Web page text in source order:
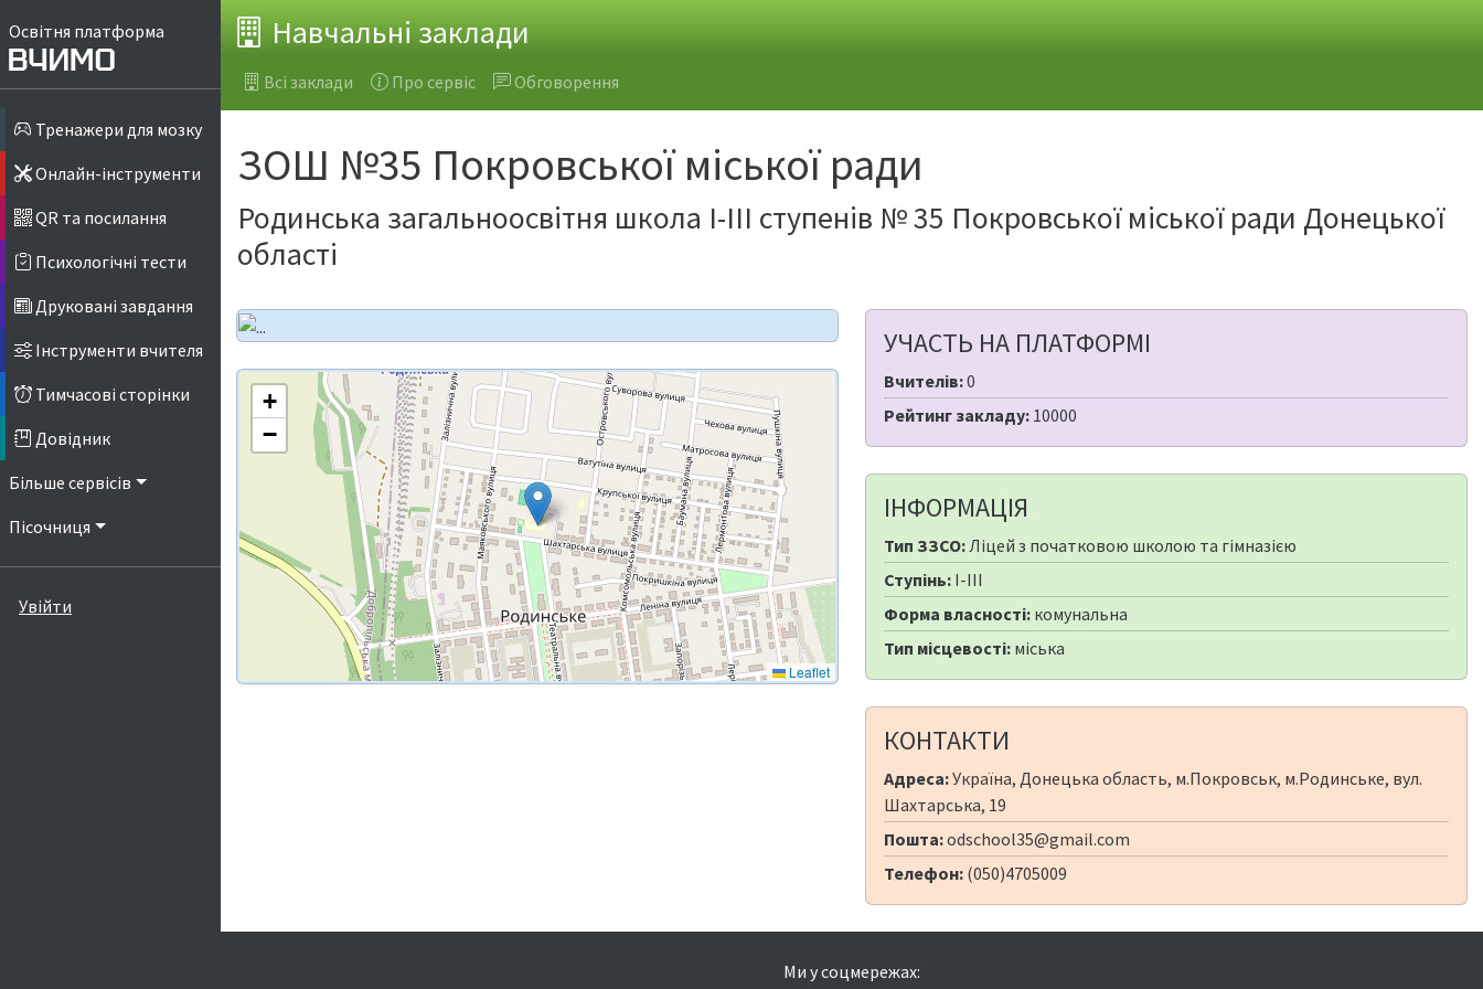
Освітня платформа
Тренажери для мозку
Онлайн-інструменти
QR та посилання
Психологічні тести
Друковані завдання
Інструменти вчителя
Тимчасові сторінки
Довідник
Більше сервісів
Пісочниця
Увійти
Навчальні заклади
Всі заклади Про сервіс Обговорення
ЗОШ №35 Покровської міської ради
Родинська загальноосвітня школа І-ІІІ ступенів № 35 Покровської міської ради Донецької
області
+
−
Leaflet
УЧАСТЬ НА ПЛАТФОРМІ
Вчителів:0
Рейтинг закладу: 10000
ІНФОРМАЦІЯ
Тип ЗЗСО:Ліцей з початковою школою та гімназією
Ступінь: I-III
Форма власності: комунальна
Тип місцевості: міська
КОНТАКТИ
Адреса:Україна, Донецька область, м.Покровськ, м.Родинське, вул.
Шахтарська, 19
Пошта:odschool35@gmail.com
Телефон: (050)4705009
Ми у соцмережах: